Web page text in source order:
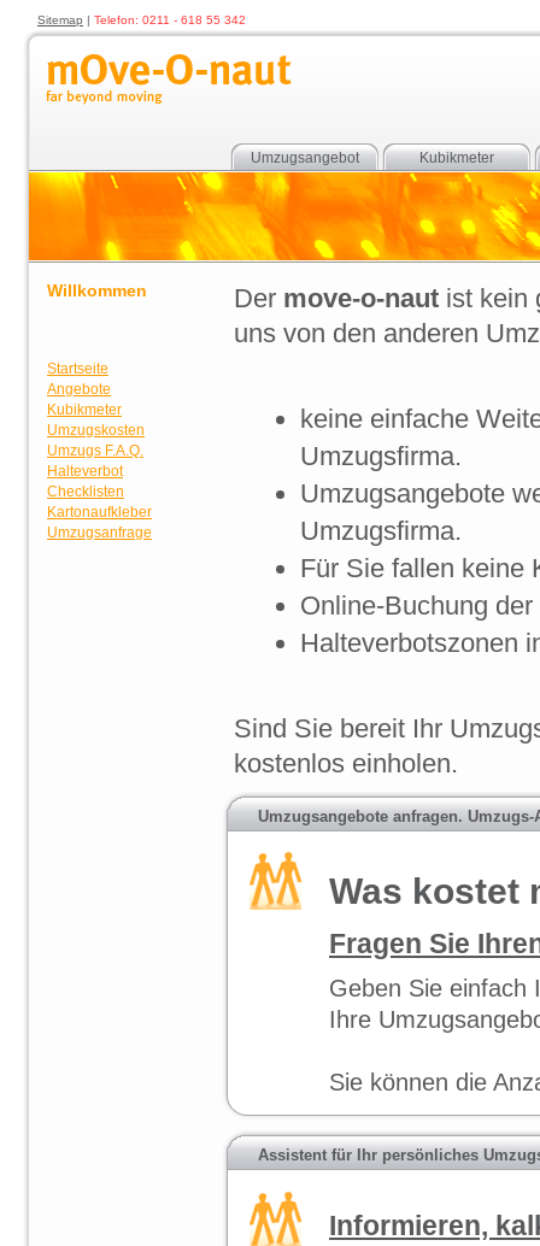
Sitemap | Telefon: 0211 - 618 55 342
Kubikmeter
Umzugsangebot
Willkommen
Startseite
Angebote
Kubikmeter
Umzugskosten
Umzugs F.A.Q.
Halteverbot
Checklisten
Kartonaufkleber
Umzugsanfrage
Der move-o-naut ist kein
uns von den anderen
keine einfache
Umzugsfirma.
Umzugsangebote
Umzugsfirma.
Für Sie fallen keine
Online-Buchung der
Halteverbotszonen
Sind Sie bereit Ihr
kostenlos einholen.
Umzugsangebote anfragen.
Was kostet
Fragen Sie
Geben Sie einfach
Ihre
Sie können die
Assistent für Ihr persönliches
Informieren,